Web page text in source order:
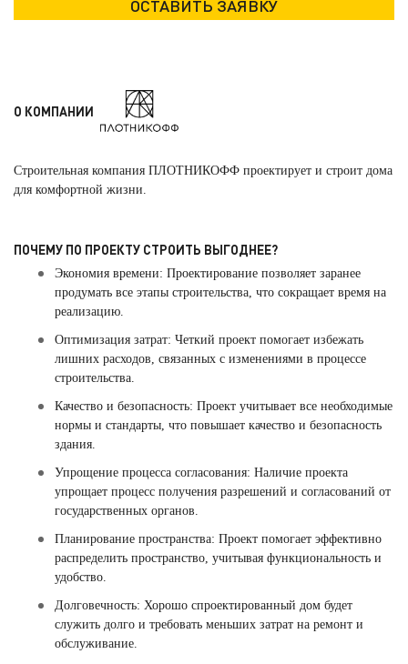
О КОМПАНИИ
Строительная компания ПЛОТНИКОФФ проектирует и строит дома
для комфортной жизни.
ПОЧЕМУ ПО ПРОЕКТУ СТРОИТЬ ВЫГОДНЕЕ?
Экономия времени: Проектирование позволяет заранее
продумать все этапы строительства, что сокращает время на
реализацию.
Оптимизация затрат: Четкий проект помогает избежать
лишних расходов, связанных с изменениями в процессе
строительства.
Качество и безопасность: Проект учитывает все необходимые
нормы и стандарты, что повышает качество и безопасность
здания.
Упрощение процесса согласования: Наличие проекта
упрощает процесс получения разрешений и согласований от
государственных органов.
Планирование пространства: Проект помогает эффективно
распределить пространство, учитывая функциональность и
удобство.
Долговечность: Хорошо спроектированный дом будет
служить долго и требовать меньших затрат на ремонт и
обслуживание.